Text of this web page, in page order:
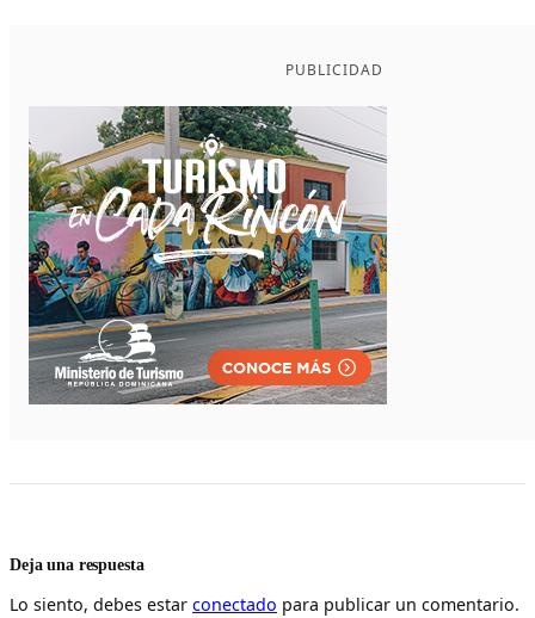
PUBLICIDAD
Deja una respuesta
Lo siento, debes estar conectado para publicar un comentario.